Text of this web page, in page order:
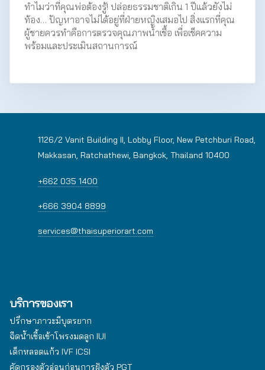
ทำไมว่าที่คุณพ่อต้องรู้! ปล่อยธรรมชาติเกิน 1 ปีแล้วยังไม่
ท้อง… ปัญหาอาจไม่ได้อยู่ที่ฝ่ายหญิงเสมอไป สิ่งแรกที่คุณ
ผู้ชายควรทำคือการตรวจคุณภาพน้ำเชื้อ เพื่อเช็คความ
พร้อมและประเมินสถานการณ์
1126/2 Vanit Building II, Lobby Floor, New Petchburi Road,
Makkasan, Ratchathewi, Bangkok, Thailand 10400
+662 035 1400
+666 3904 8899
services@thaisuperiorart.com
บริการของเรา
ปรึกษาภาวะมีบุตรยาก
ฉีดน้ำเชื้อเข้าโพรงมดลูก IUI
เด็กหลอดแก้ว IVF ICSI
คัดกรองตัวอ่อนก่อนการฝังตัว PGT